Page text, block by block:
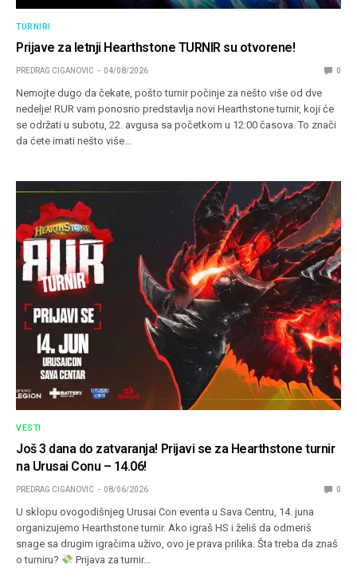
TURNIRI
Prijave za letnji Hearthstone TURNIR su otvorene!
PREDRAG CIGANOVIC 04/08/2026 0
Nemojte dugo da čekate, pošto turnir počinje za nešto više od dve
nedelje! RUR vam ponosno predstavlja novi Hearthstone turnir, koji će
se održati u subotu, 22. avgusa sa početkom u 12:00 časova. To znači
da ćete imati nešto više…
VESTI
Još 3 dana do zatvaranja! Prijavi se za Hearthstone turnir
na Urusai Conu – 14.06!
PREDRAG CIGANOVIC 08/06/2026 0
U sklopu ovogodišnjeg Urusai Con eventa u Sava Centru, 14. juna
organizujemo Hearthstone turnir. Ako igraš HS i želiš da odmeriš
snage sa drugim igračima uživo, ovo je prava prilika. Šta treba da znaš
o turniru?
Prijava za turnir…